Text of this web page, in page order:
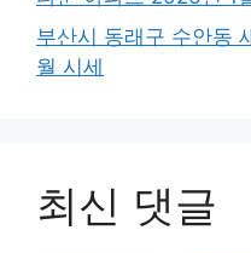
부산시 동래구 수안동
월 시세
최신 댓글